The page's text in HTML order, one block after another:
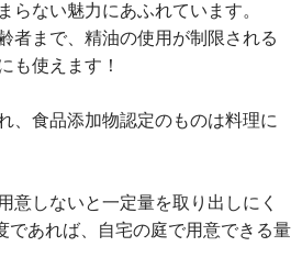
らない魅力にあふれています。
者まで、精油の使用が制限される
も使えます！
、食品添加物認定のものは料理に
意しないと一定量を取り出しにく
であれば、自宅の庭で用意できる量